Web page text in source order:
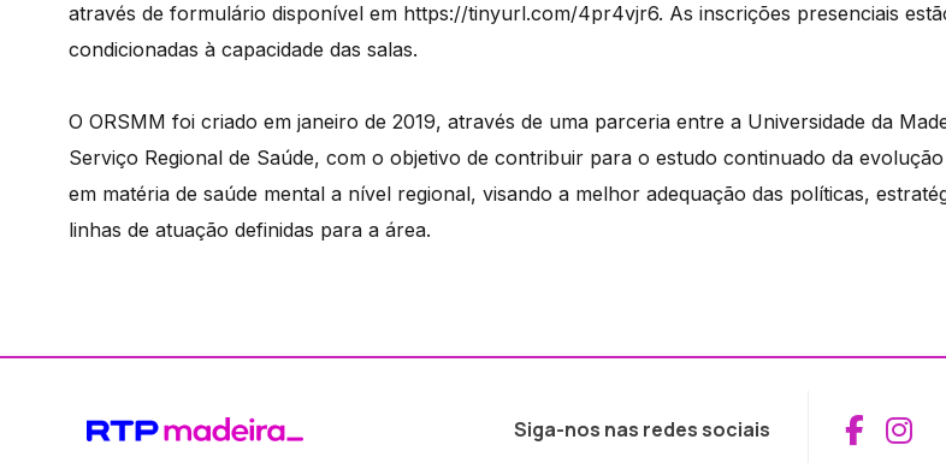
através de formulário disponível em https://tinyurl.com/4pr4vjr6. As inscrições presenciais
condicionadas à capacidade das salas.
O ORSMM foi criado em janeiro de 2019, através de uma parceria entre a Universidade da
Serviço Regional de Saúde, com o objetivo de contribuir para o estudo continuado da
em matéria de saúde mental a nível regional, visando a melhor adequação das políticas,
linhas de atuação definidas para a área.
Siga-nos nas redes sociais